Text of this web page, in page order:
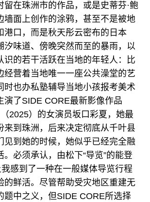
留在珠洲市的作品，或是史蒂芬·鲍
墙面上创作的涂鸦，甚至不是被地
港口，而是秋天彤云密布的日本
汐味道、傍晚突然而至的暴雨，以
识的若干活跃在当地的年轻人：比
经营着当地唯一一座公共澡堂的艺
时也办私塾辅导当地小孩报考美术
演了SIDE CORE最新影像作品
（2025）的女演员坂口彩夏，她最
来到珠洲，后来决定彻底从千叶县
见到她的时候，她似乎已经完全融
。必须承认，由松下“导览”的能登
我感到了一种在一般媒体导览行程
的鲜活。尽管帮助受灾地区重建无
题中之义，但SIDE CORE所选择